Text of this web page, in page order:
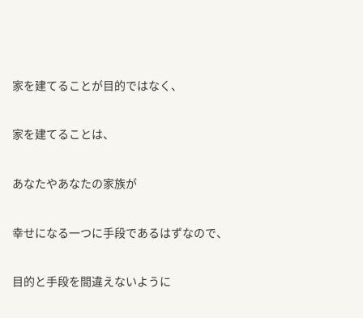
家を建てることが目的ではなく、
家を建てることは、
あなたやあなたの家族が
幸せになる一つに手段であるはずなので、
目的と手段を間違えないように